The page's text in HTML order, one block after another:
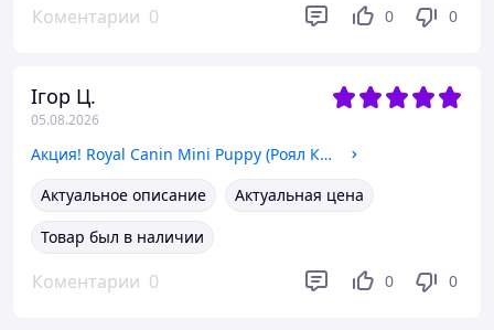
Коментарии 0 0 0
Ігор Ц.
05.08.2026
Акция! Royal Canin Mini Puppy (Роял Канин МинПаппи) сухой корм для щенков 1.6 кг + 400 гр в подарок!
Актуальное описание
Актуальная цена
Товар был в наличии
Коментарии 0 0 0